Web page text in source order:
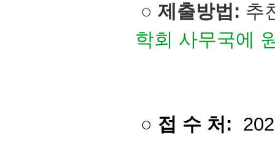
○ 제출방법: 추
학회 사무국에
○ 접 수 처: